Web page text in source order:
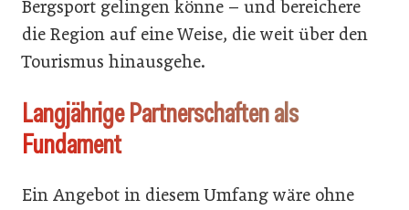
Bergsport gelingen könne – und bereichere
die Region auf eine Weise, die weit über den
Tourismus hinausgehe.
Langjährige Partnerschaften als
Fundament
Ein Angebot in diesem Umfang wäre ohne